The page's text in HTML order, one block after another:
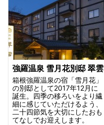
強羅温泉 雪月花別邸 翠雲
箱根強羅温泉の宿「雪月花」
の別邸として2017年12月に
誕生。四季の移ろいをより繊
細に感じていただけるよう、
二十四節気を大切にしたおも
てなしでお迎えします。